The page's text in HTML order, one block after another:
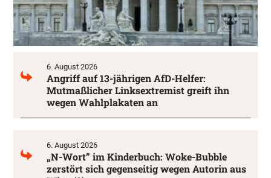
6. August 2026
Angriff auf 13-jährigen AfD-Helfer:
Mutmaßlicher Linksextremist greift ihn
wegen Wahlplakaten an
6. August 2026
„N-Wort” im Kinderbuch: Woke-Bubble
zerstört sich gegenseitig wegen Autorin aus